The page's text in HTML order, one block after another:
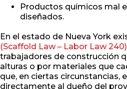
Productos químicos mal
diseñados.
En el estado de Nueva York
(Scaffold Law – Labor Law 240)
trabajadores de construcción
alturas o por materiales que
que, en ciertas circunstancias,
directamente al dueño del